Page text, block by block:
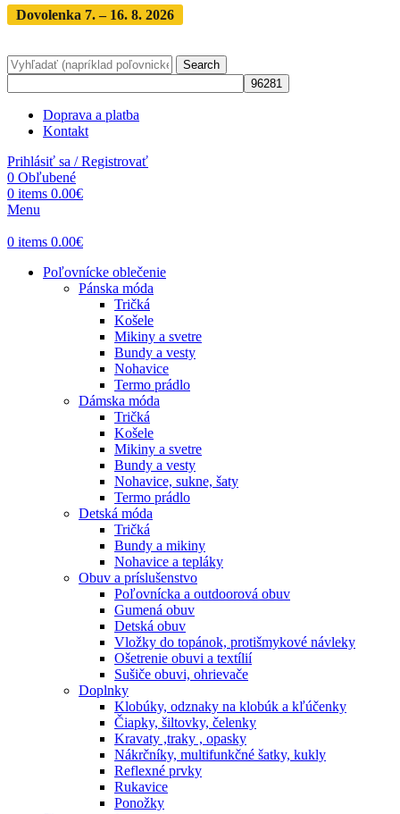
Dovolenka 7. – 16. 8. 2026
Search
Doprava a platba
Kontakt
Prihlásiť sa / Registrovať
0 Obľubené
0 items 0.00€
Menu
0 items 0.00€
Poľovnícke oblečenie
Pánska móda
Tričká
Košele
Mikiny a svetre
Bundy a vesty
Nohavice
Termo prádlo
Dámska móda
Tričká
Košele
Mikiny a svetre
Bundy a vesty
Nohavice, sukne, šaty
Termo prádlo
Detská móda
Tričká
Bundy a mikiny
Nohavice a tepláky
Obuv a príslušenstvo
Poľovnícka a outdoorová obuv
Gumená obuv
Detská obuv
Vložky do topánok, protišmykové návleky
Ošetrenie obuvi a textílií
Sušiče obuvi, ohrievače
Doplnky
Klobúky, odznaky na klobúk a kľúčenky
Čiapky, šiltovky, čelenky
Kravaty ,traky , opasky
Nákrčníky, multifunkčné šatky, kukly
Reflexné prvky
Rukavice
Ponožky